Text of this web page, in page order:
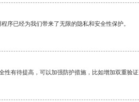
序已经为我们带来了无限的隐私和安全性保护。
性有待提高，可以加强防护措施，比如增加双重验